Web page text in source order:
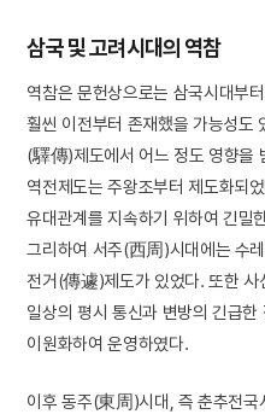
삼국 및 고려시대의 역참
역참은 문헌상으로는 삼국시대부
훨씬 이전부터 존재했을 가능성도
(驛傳)제도에서 어느 정도 영향을
역전제도는 주왕조부터 제도화되
유대관계를 지속하기 위하여 긴밀
그리하여 서주(西周)시대에는 수
전거(傳遽)제도가 있었다. 또한
일상의 평시 통신과 변방의 긴급
이원화하여 운영하였다.
이후 동주(東周)시대, 즉 춘추전국